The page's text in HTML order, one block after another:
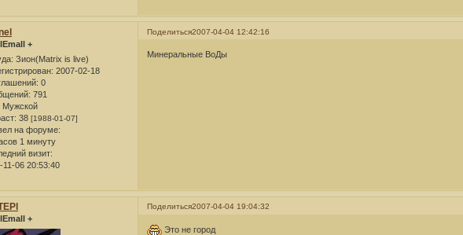
Поделиться2007-04-04 12:42:16
+
Зион(Matrix is live)
: 2007-02-18
0
791
Мужской
38 [1988-01-07]
на форуме:
1 минуту
визит:
11-06 20:53:40
Минеральные ВоДы
Поделиться2007-04-04 19:04:32
+
Это не город